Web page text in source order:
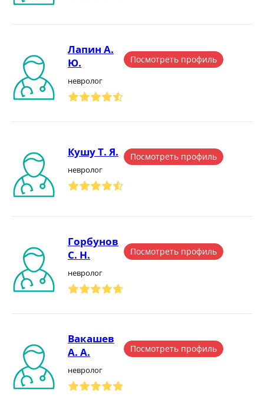
Лапин А.
Ю.
невролог
Посмотреть профиль
Кушу Т. Я.
невролог
Посмотреть профиль
Горбунов
С. Н.
невролог
Посмотреть профиль
Вакашев
А. А.
невролог
Посмотреть профиль